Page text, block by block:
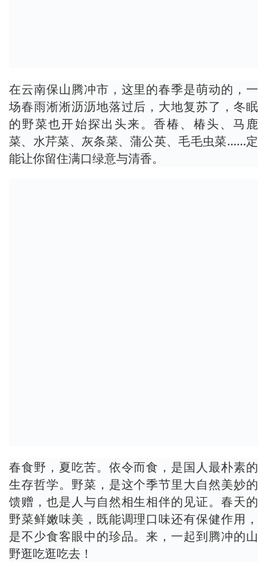
在云南保山腾冲市，这里的春季是萌动的，一
场春雨淅淅沥沥地落过后，大地复苏了，冬眠
的野菜也开始探出头来。香椿、椿头、马鹿
菜、水芹菜、灰条菜、蒲公英、毛毛虫菜……定
能让你留住满口绿意与清香。
春食野，夏吃苦。依令而食，是国人最朴素的
生存哲学。野菜，是这个季节里大自然美妙的
馈赠，也是人与自然相生相伴的见证。春天的
野菜鲜嫩味美，既能调理口味还有保健作用，
是不少食客眼中的珍品。来，一起到腾冲的山
野逛吃逛吃去！